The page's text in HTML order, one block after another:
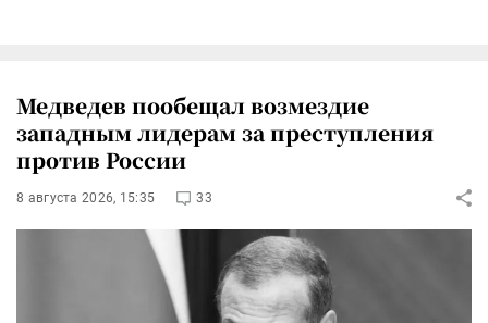
Медведев пообещал возмездие
западным лидерам за преступления
против России
8 августа 2026, 15:35 33